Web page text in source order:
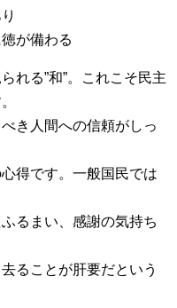
が備わる
れる”和”。これこそ民主
き人間への信頼がしっ
得です。一般国民では
るまい、感謝の気持ち
ることが肝要だという